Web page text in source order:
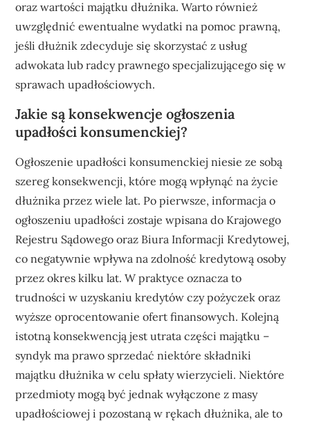
oraz wartości majątku dłużnika. Warto również
uwzględnić ewentualne wydatki na pomoc prawną,
jeśli dłużnik zdecyduje się skorzystać z usług
adwokata lub radcy prawnego specjalizującego się w
sprawach upadłościowych.
Jakie są konsekwencje ogłoszenia
upadłości konsumenckiej?
Ogłoszenie upadłości konsumenckiej niesie ze sobą
szereg konsekwencji, które mogą wpłynąć na życie
dłużnika przez wiele lat. Po pierwsze, informacja o
ogłoszeniu upadłości zostaje wpisana do Krajowego
Rejestru Sądowego oraz Biura Informacji Kredytowej,
co negatywnie wpływa na zdolność kredytową osoby
przez okres kilku lat. W praktyce oznacza to
trudności w uzyskaniu kredytów czy pożyczek oraz
wyższe oprocentowanie ofert finansowych. Kolejną
istotną konsekwencją jest utrata części majątku –
syndyk ma prawo sprzedać niektóre składniki
majątku dłużnika w celu spłaty wierzycieli. Niektóre
przedmioty mogą być jednak wyłączone z masy
upadłościowej i pozostaną w rękach dłużnika, ale to